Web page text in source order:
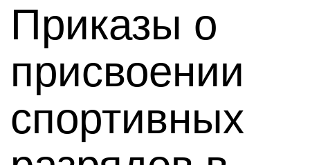
Приказы о
присвоении
спортивных